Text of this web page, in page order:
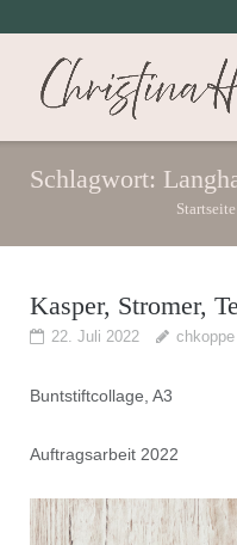
Schlagwort:
Startseite
Kasper, Stromer,
22. Juli 2022 chkoppe
Buntstiftcollage, A3
Auftragsarbeit 2022